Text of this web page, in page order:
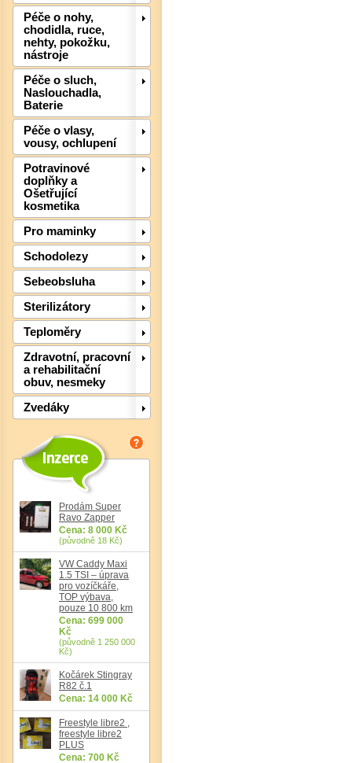
Péče o nohy,
chodidla, ruce,
nehty, pokožku,
nástroje
Péče o sluch,
Naslouchadla,
Baterie
Péče o vlasy,
vousy, ochlupení
Potravinové
doplňky a
Ošetřující
kosmetika
Pro maminky
Schodolezy
Sebeobsluha
Sterilizátory
Teploměry
Zdravotní, pracovní
a rehabilitační
obuv, nesmeky
Zvedáky
Prodám Super
Ravo Zapper
Cena: 8 000 Kč
(původně 18 Kč)
VW Caddy Maxi
1.5 TSI – úprava
pro vozíčkáře,
TOP výbava,
pouze 10 800 km
Cena: 699 000
Kč
(původně 1 250 000
Kč)
Kočárek Stingray
R82 č.1
Cena: 14 000 Kč
Freestyle libre2 ,
freestyle libre2
PLUS
Cena: 700 Kč